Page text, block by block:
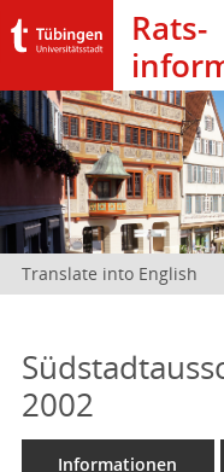
Rats­
Translate into English
2002
Informationen